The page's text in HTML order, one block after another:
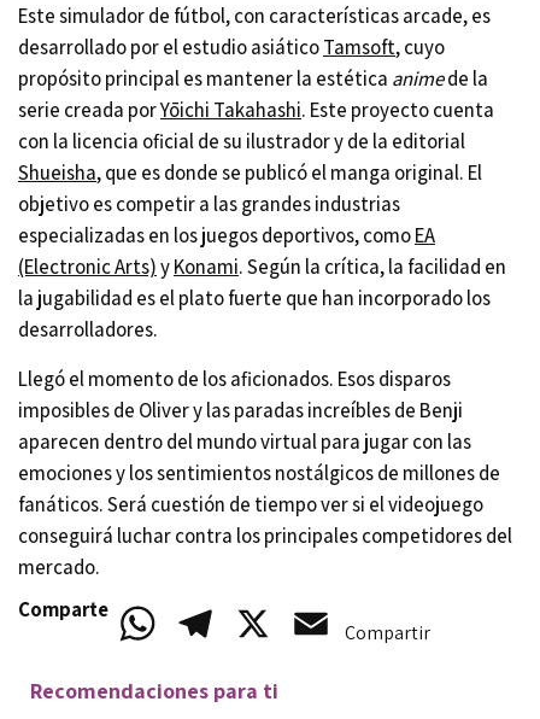
Este simulador de fútbol, con características arcade, es
desarrollado por el estudio asiáticoTamsoft, cuyo
propósito principal es mantener la estética animede la
serie creada porYōichi Takahashi. Este proyecto cuenta
con la licencia oficial de su ilustrador y de la editorial
Shueisha, que es donde se publicó el manga original. El
objetivo es competir a las grandes industrias
especializadas en los juegos deportivos, comoEA
(Electronic Arts)yKonami. Según la crítica, la facilidad en
la jugabilidad es el plato fuerte que han incorporado los
desarrolladores.
Llegó el momento de los aficionados. Esos disparos
imposibles de Oliver y las paradas increíbles de Benji
aparecen dentro del mundo virtual para jugar con las
emociones y los sentimientos nostálgicos de millones de
fanáticos. Será cuestión de tiempo ver si el videojuego
conseguirá luchar contra los principales competidores del
mercado.
Comparte
WhatsAppTelegram Email
Compartir
Recomendaciones para ti